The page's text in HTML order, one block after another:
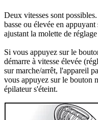
Deux vitesses sont
basse ou élevée en
ajustant la molette de
Si vous appuyez sur le
démarre à vitesse élevée
sur marche/arrêt, l'appareil
vous appuyez sur le bouton
épilateur s'éteint.